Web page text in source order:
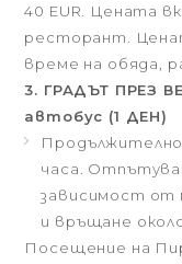
40 EUR. Цената
ресторант.
време на обяда,
3. ГРАДЪТ ПРЕЗ
автобус (1 ДЕН)
часа.
зависимост от
и връщане около
Посещение на